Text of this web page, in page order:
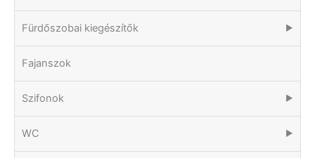
Fürdőszobai kiegészítők ▶
Fajanszok
Szifonok ▶
WC ▶